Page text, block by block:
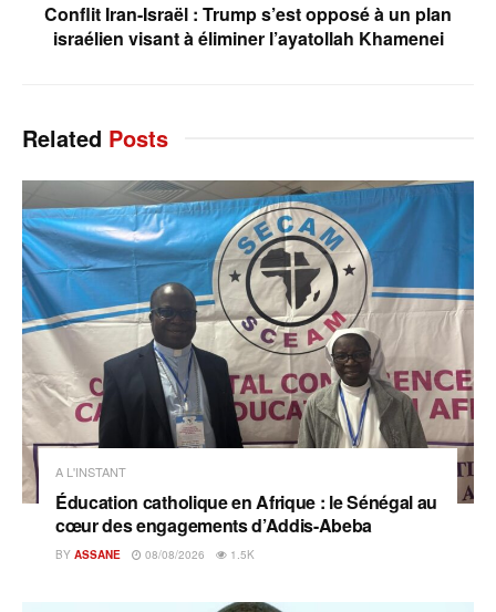
Conflit Iran-Israël : Trump s’est opposé à un plan
israélien visant à éliminer l’ayatollah Khamenei
Related Posts
A L'INSTANT
Éducation catholique en Afrique : le Sénégal au
cœur des engagements d’Addis-Abeba
BY ASSANE 08/08/2026 1.5K